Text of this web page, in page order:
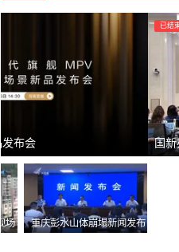
国新办：2026年上半年进出口情况